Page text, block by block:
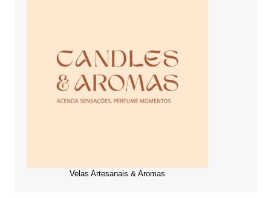
Velas Artesanais & Aromas